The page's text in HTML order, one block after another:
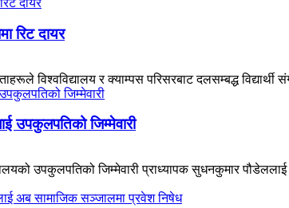
रिट दायर
विश्वविद्यालय र क्याम्पस परिसरबाट दलसम्बद्ध
उपकुलपतिको जिम्मेवारी
उपकुलपतिको जिम्मेवारी प्राध्यापक सुधनकुमार